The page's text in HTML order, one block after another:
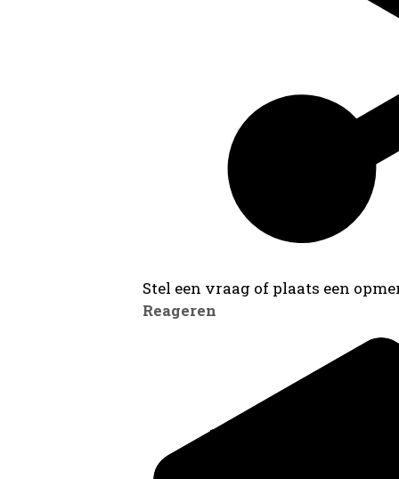
Stel een vraag of plaats een
Reageren